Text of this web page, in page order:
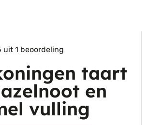
uit 1 beoordeling
taart
en
vulling